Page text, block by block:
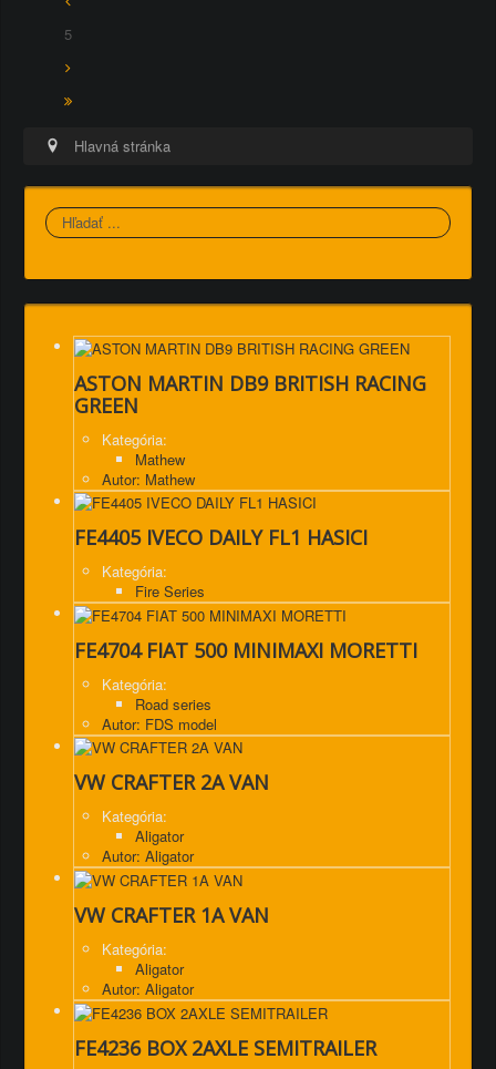
5
Hlavná stránka
Hľadať
ASTON MARTIN DB9 BRITISH RACING
GREEN
Kategória:
Mathew
Autor: Mathew
FE4405 IVECO DAILY FL1 HASICI
Kategória:
Fire Series
FE4704 FIAT 500 MINIMAXI MORETTI
Kategória:
Road series
Autor: FDS model
VW CRAFTER 2A VAN
Kategória:
Aligator
Autor: Aligator
VW CRAFTER 1A VAN
Kategória:
Aligator
Autor: Aligator
FE4236 BOX 2AXLE SEMITRAILER